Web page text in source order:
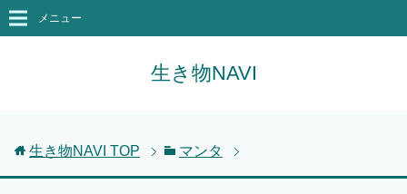
生き物NAVI
メニュー
生き物NAVI TOP マンタ